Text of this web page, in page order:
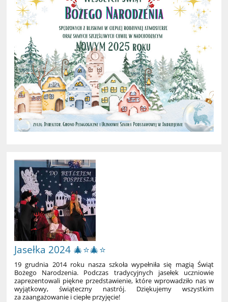
Jasełka 2024 🎄⭐🎄⭐
19 grudnia 2014 roku nasza szkoła wypełniła się magią Świąt
Bożego Narodzenia. Podczas tradycyjnych jasełek uczniowie
zaprezentowali piękne przedstawienie, które wprowadziło nas w
wyjątkowy, świąteczny nastrój. Dziękujemy wszystkim
za zaangażowanie i ciepłe przyjęcie!